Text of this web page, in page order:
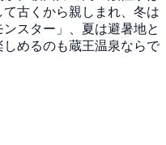
て古くから親しまれ、冬は
スター」、夏は避暑地と
めるのも蔵王温泉ならで